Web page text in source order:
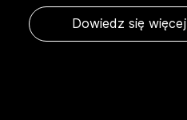
Dowiedz się więcej